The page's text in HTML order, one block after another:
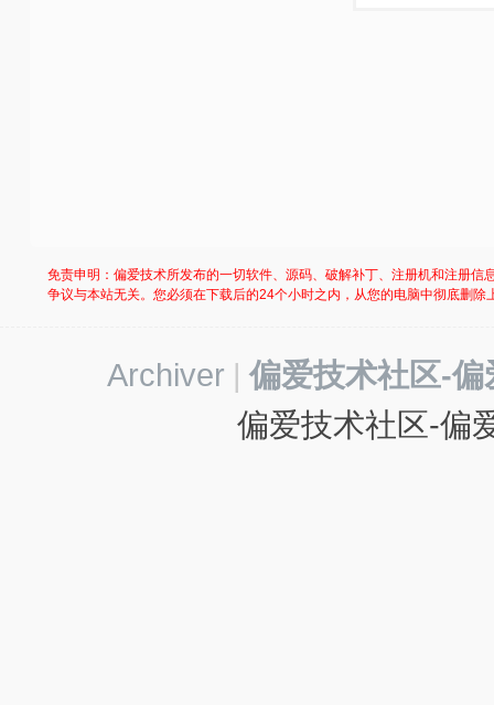
免责申明：偏爱技术所发布的一切软件、源码、破解补丁、注册机和注册
争议与本站无关。您必须在下载后的24个小时之内，从您的电脑中彻底删
Archiver | 偏爱技术社区-
偏爱技术社区-偏